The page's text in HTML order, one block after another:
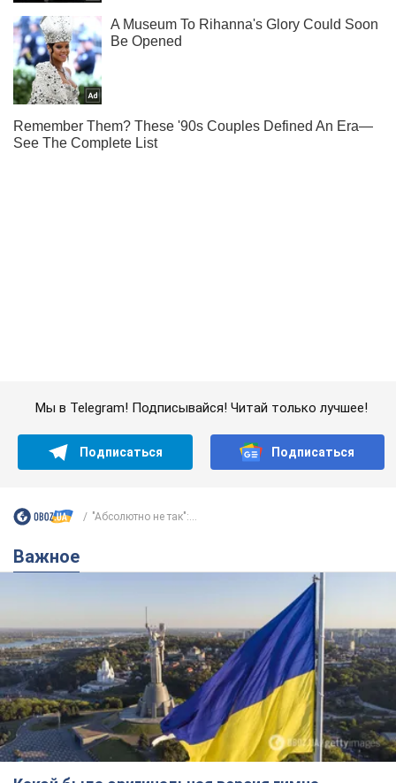
Какой была оригинальная версия гимна
Украины и почему ее боялась Российская
империя: об этом не рассказывают в школе
Государственным символом являются только первый куплет
и припев песни
8 часов назад 37,3 т.
Александру Пономареву – 53: что
известно о трех детях секс-
символа 90-х и как они выглядят